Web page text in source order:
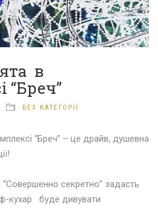
в
“Бреч”
БЕЗ КАТЕГОРІЇ
“Бреч” – це драйв, душевна
секретно” задасть
кухар буде дивувати